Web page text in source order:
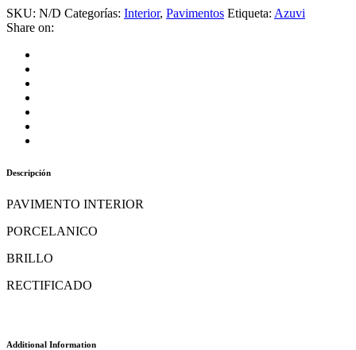
SKU: N/D Categorías: Interior, Pavimentos Etiqueta: Azuvi
Share on:
Descripción
PAVIMENTO INTERIOR
PORCELANICO
BRILLO
RECTIFICADO
Additional Information